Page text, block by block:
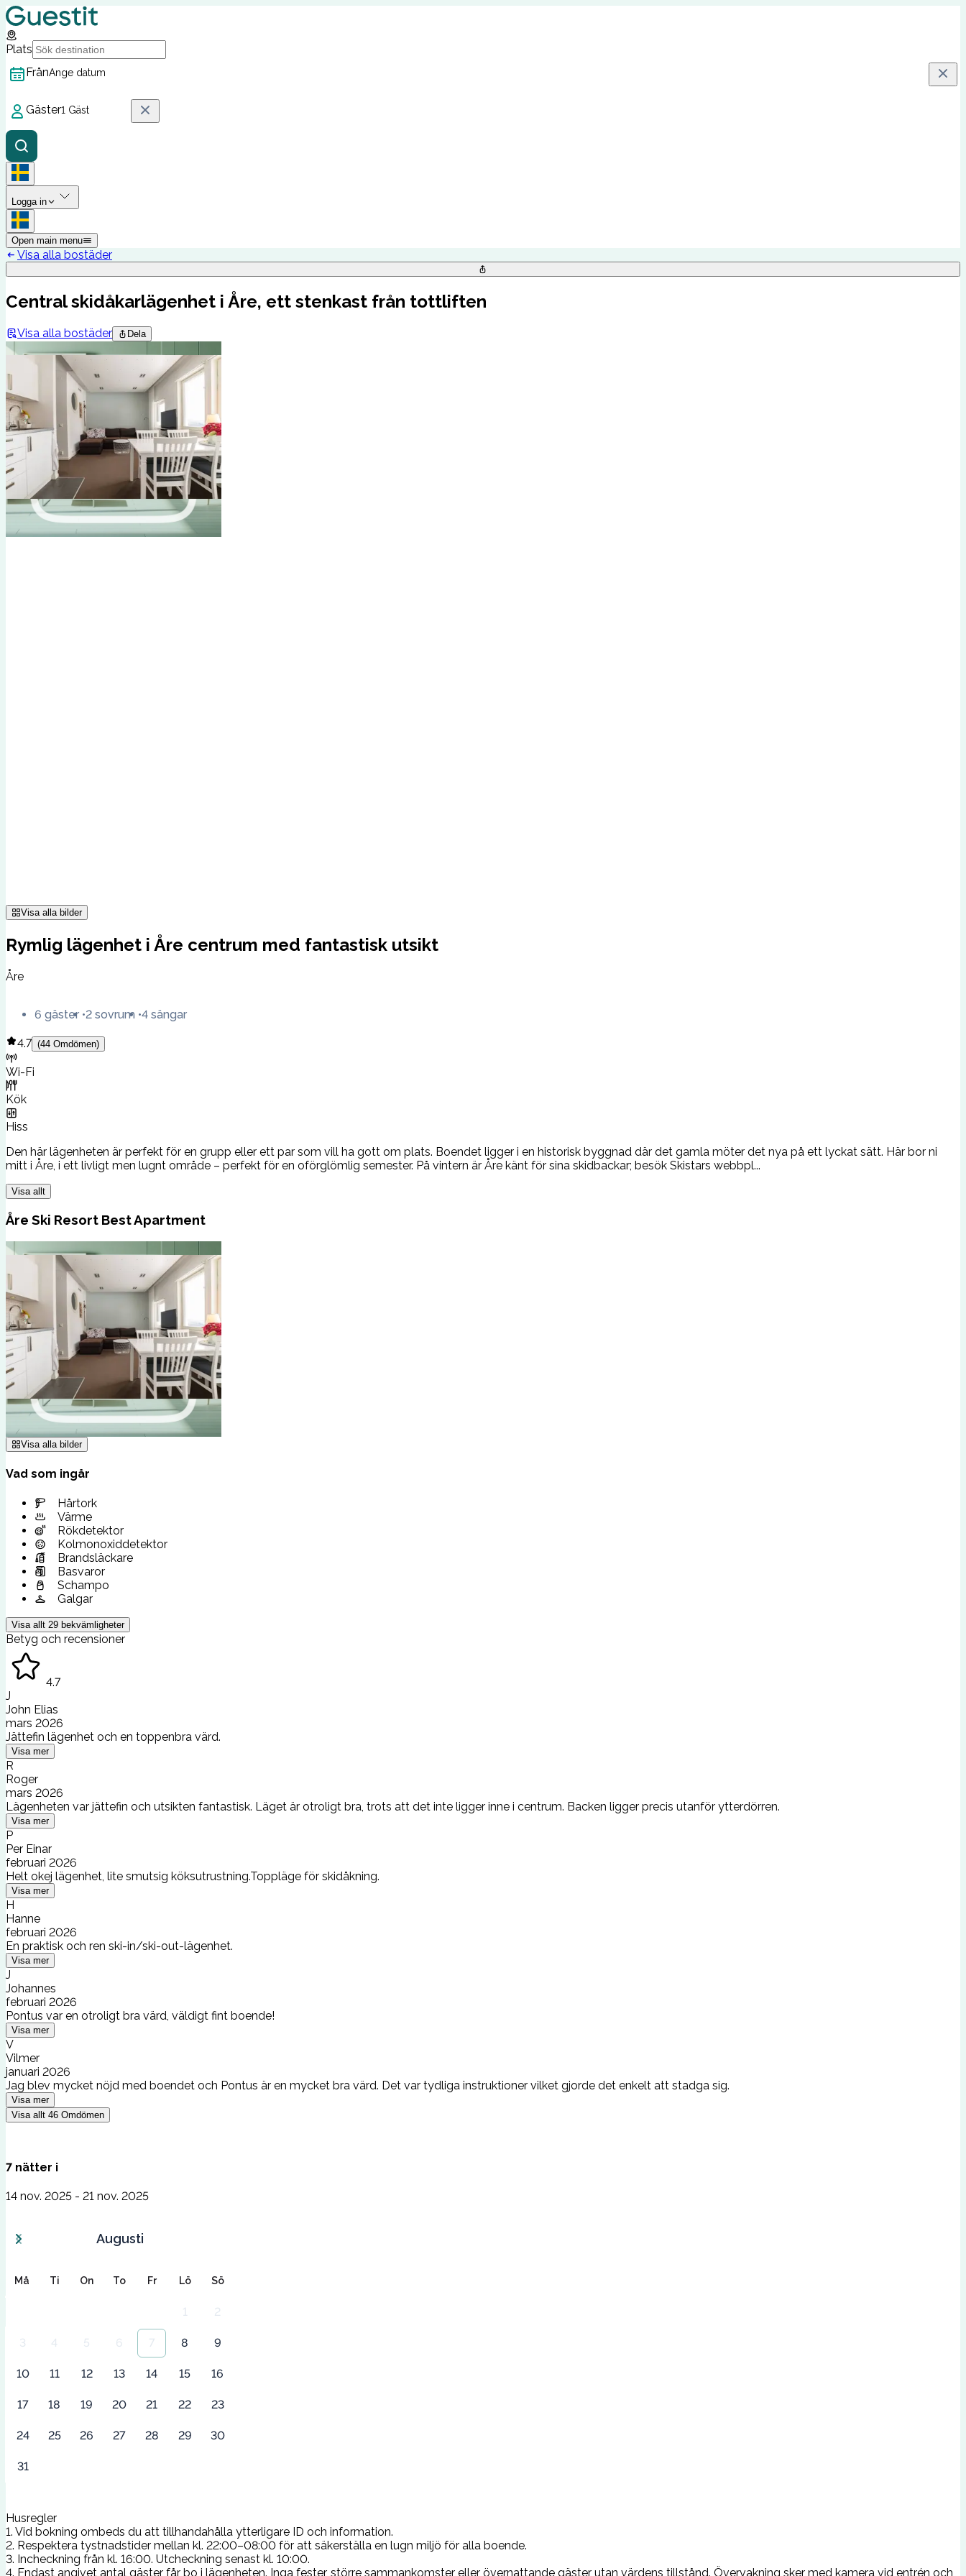
Plats
FrånAnge datum
Gäster1 Gäst
Logga in
Open main menu
Visa alla bostäder
Central skidåkarlägenhet i Åre, ett stenkast från tottliften
Visa alla bostäder Dela
Visa alla bilder
Rymlig lägenhet i Åre centrum med fantastisk utsikt
Åre
6 gäster 2 sovrum 4 sängar
4.7 (44 Omdömen)
Wi-Fi
Kök
Hiss
Den här lägenheten är perfekt för en grupp eller ett par som vill ha gott om plats. Boendet ligger i en historisk byggnad där det gamla möter det nya på ett lyckat sätt. Här bor ni
mitt i Åre, i ett livligt men lugnt område – perfekt för en oförglömlig semester. På vintern är Åre känt för sina skidbackar; besök Skistars webbpl...
Visa allt
Åre Ski Resort Best Apartment
Visa alla bilder
Vad som ingår
Hårtork
Värme
Rökdetektor
Kolmonoxiddetektor
Brandsläckare
Basvaror
Schampo
Galgar
Visa allt 29 bekvämligheter
Betyg och recensioner
4.7
J
John Elias
mars 2026
Jättefin lägenhet och en toppenbra värd.
Visa mer
R
Roger
mars 2026
Lägenheten var jättefin och utsikten fantastisk. Läget är otroligt bra, trots att det inte ligger inne i centrum. Backen ligger precis utanför ytterdörren.
Visa mer
P
Per Einar
februari 2026
Helt okej lägenhet, lite smutsig köksutrustning.Toppläge för skidåkning.
Visa mer
H
Hanne
februari 2026
En praktisk och ren ski-in/ski-out-lägenhet.
Visa mer
J
Johannes
februari 2026
Pontus var en otroligt bra värd, väldigt fint boende!
Visa mer
V
Vilmer
januari 2026
Jag blev mycket nöjd med boendet och Pontus är en mycket bra värd. Det var tydliga instruktioner vilket gjorde det enkelt att stadga sig.
Visa mer
Visa allt 46 Omdömen
7 nätter i
14 nov. 2025 - 21 nov. 2025
Augusti
Må Ti On To Fr Lö Sö
1 2
3 4 5 6 7 8 9
10 11 12 13 14 15 16
17 18 19 20 21 22 23
24 25 26 27 28 29 30
31
Husregler
1. Vid bokning ombeds du att tillhandahålla ytterligare ID och information.
2. Respektera tystnadstider mellan kl. 22:00–08:00 för att säkerställa en lugn miljö för alla boende.
3. Incheckning från kl. 16:00. Utcheckning senast kl. 10:00.
4. Endast angivet antal gäster får bo i lägenheten. Inga fester, större sammankomster eller övernattande gäster utan värdens tillstånd. Övervakning sker med kamera vid entrén och